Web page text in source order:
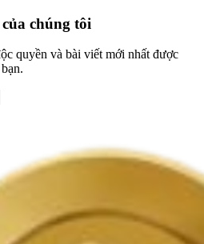
chúng tôi
quyền và bài viết mới nhất được